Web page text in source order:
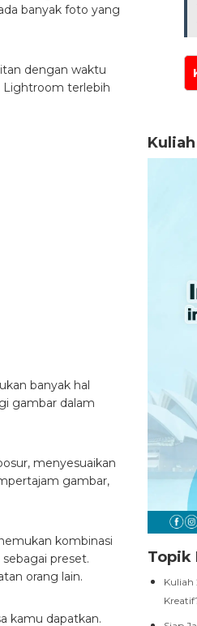
banyak foto yang
dengan waktu
Lightroom terlebih
banyak hal
gambar dalam
menyesuaikan
gambar,
kombinasi
preset.
orang lain.
kamu dapatkan.
Topik
Kuliah